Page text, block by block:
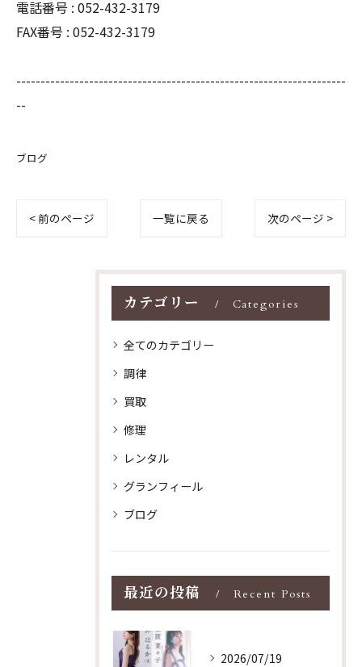
電話番号 : 052-432-3179
FAX番号 : 052-432-3179
--------------------------------------------------------------------
--
ブログ
< 前のページ 一覧に戻る 次のページ >
カテゴリー Categories
全てのカテゴリー
調律
買取
修理
レンタル
グランフィール
ブログ
最近の投稿 Recent Posts
2026/07/19